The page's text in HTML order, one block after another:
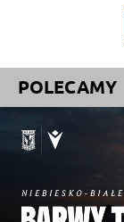
POLECAMY